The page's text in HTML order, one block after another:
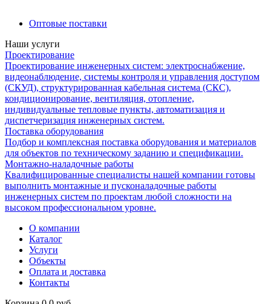
Оптовые поставки
Наши услуги
Проектирование
Проектирование инженерных систем: электроснабжение,
видеонаблюдение, системы контроля и управления доступом
(СКУД), структурированная кабельная система (СКС),
кондиционирование, вентиляция, отопление,
индивидуальные тепловые пункты, автоматизация и
диспетчеризация инженерных систем.
Поставка оборудования
Подбор и комплексная поставка оборудования и материалов
для объектов по техническому заданию и спецификации.
Монтажно-наладочные работы
Квалифицированные специалисты нашей компании готовы
выполнить монтажные и пусконаладочные работы
инженерных систем по проектам любой сложности на
высоком профессиональном уровне.
О компании
Каталог
Услуги
Объекты
Оплата и доставка
Контакты